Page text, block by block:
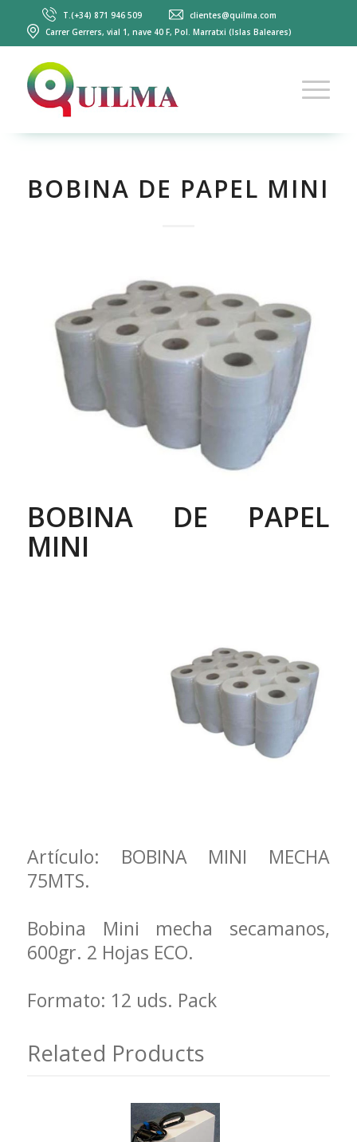
T.(+34) 871 946 509
clientes@quilma.com
Carrer Gerrers, vial 1, nave 40 F, Pol. Marratxi (Islas Baleares)
BOBINA DE PAPEL MINI
BOBINA DE PAPEL
MINI
Artículo: BOBINA MINI MECHA
75MTS.
Bobina Mini mecha secamanos,
600gr. 2 Hojas ECO.
Formato: 12 uds. Pack
Related Products